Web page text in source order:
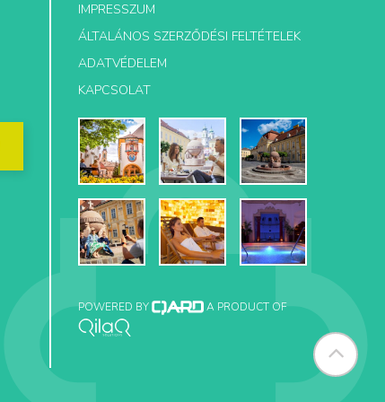
IMPRESSZUM
ÁLTALÁNOS SZERZŐDÉSI FELTÉTELEK
ADATVÉDELEM
KAPCSOLAT
POWERED BY A PRODUCT OF